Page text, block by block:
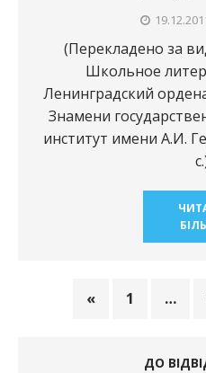
(Перекладено за
Школьное
Ленинградский
Знамени
институт имени А.И.
« 1 …
ДО